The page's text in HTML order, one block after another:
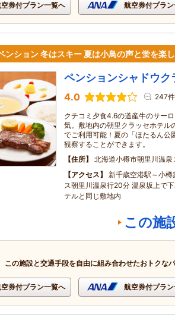
券付プラン一覧へ 航空券付プラ
ンション 冬はスキー 夏は小鳥の声と蛍を楽
ペンションシャドウク
4.0 247件
クチコミ夕食4.6の道産牛のサー
気。敷地内の朝里クラッセホテル
でご利用可能！夏の「ほたるん公
観察することができます。
住所
北海道小樽市朝里川温泉
アクセス
新千歳空港駅～小樽
ス朝里川温泉行20分 温泉坂上で
テルと同じ敷地内
この施
この施設と交通手段を自由に組み合わせたおトクな
券付プラン一覧へ 航空券付プラ